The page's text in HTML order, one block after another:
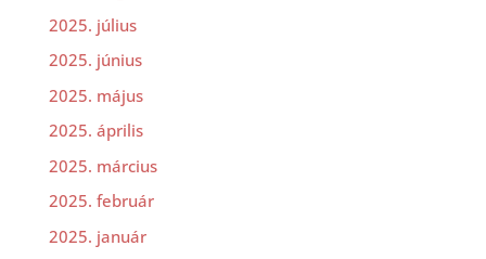
2025. július
2025. június
2025. május
2025. április
2025. március
2025. február
2025. január